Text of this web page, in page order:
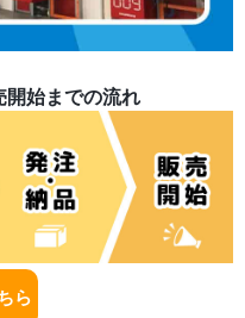
開始までの流れ
ら